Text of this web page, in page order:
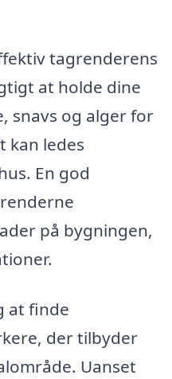
tagrenderens
at holde dine
snavs og alger for
kan ledes
En god
på bygningen,
at finde
der tilbyder
Uanset